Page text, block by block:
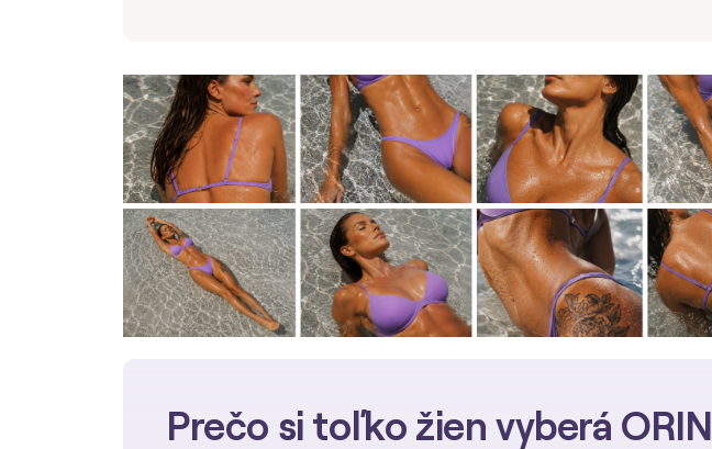
Prečo si toľko žien vyberá ORIN